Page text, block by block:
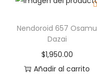
Nendoroid 657 Osamu
Dazai
$1,950.00
Añadir al carrito